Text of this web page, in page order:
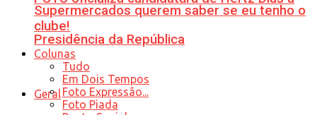
Presidência da República
Geral
Supermercados querem saber se eu tenho o
clube!
Colunas
Tudo
Em Dois Tempos
Foto Expressão...
Foto Piada